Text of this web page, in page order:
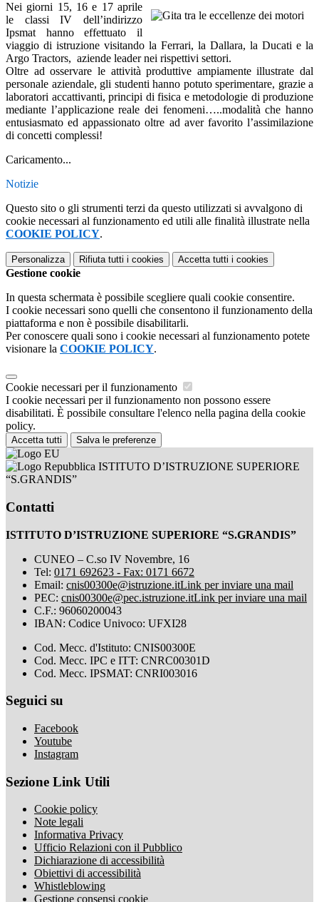
Nei giorni 15, 16 e 17 aprile
le classi IV dell’indirizzo
Ipsmat hanno effettuato il
viaggio di istruzione visitando la Ferrari, la Dallara, la Ducati e la
Argo Tractors, aziende leader nei rispettivi settori.
Oltre ad osservare le attività produttive ampiamente illustrate dal
personale aziendale, gli studenti hanno potuto sperimentare, grazie a
laboratori accattivanti, principi di fisica e metodologie di produzione
mediante l’applicazione reale dei fenomeni…..modalità che hanno
entusiasmato ed appassionato oltre ad aver favorito l’assimilazione
di concetti complessi!
Caricamento...
Notizie
Questo sito o gli strumenti terzi da questo utilizzati si avvalgono di
cookie necessari al funzionamento ed utili alle finalità illustrate nella
COOKIE POLICY.
Personalizza Rifiuta tutti i cookies Accetta tutti i cookies
Gestione cookie
In questa schermata è possibile scegliere quali cookie consentire.
I cookie necessari sono quelli che consentono il funzionamento della
piattaforma e non è possibile disabilitarli.
Per conoscere quali sono i cookie necessari al funzionamento potete
visionare la COOKIE POLICY.
Cookie necessari per il funzionamento
I cookie necessari per il funzionamento non possono essere
disabilitati. È possibile consultare l'elenco nella pagina della cookie
policy.
Accetta tutti Salva le preferenze
ISTITUTO D’ISTRUZIONE SUPERIORE
“S.GRANDIS”
Contatti
ISTITUTO D’ISTRUZIONE SUPERIORE “S.GRANDIS”
CUNEO – C.so IV Novembre, 16
Tel: 0171 692623 - Fax: 0171 6672
Email: cnis00300e@istruzione.itLink per inviare una mail
PEC: cnis00300e@pec.istruzione.itLink per inviare una mail
C.F.: 96060200043
IBAN: Codice Univoco: UFXI28
Cod. Mecc. d'Istituto: CNIS00300E
Cod. Mecc. IPC e ITT: CNRC00301D
Cod. Mecc. IPSMAT: CNRI003016
Seguici su
Facebook
Youtube
Instagram
Sezione Link Utili
Cookie policy
Note legali
Informativa Privacy
Ufficio Relazioni con il Pubblico
Dichiarazione di accessibilità
Obiettivi di accessibilità
Whistleblowing
Gestione consensi cookie